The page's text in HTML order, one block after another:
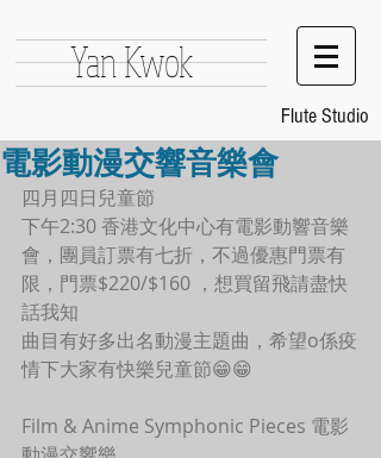
Yan Kwok
Flute Studio
電影動漫交響音樂會
四月四日兒童節
下午2:30 香港文化中心有電影動響音樂
會，團員訂票有七折，不過優惠門票有
限，門票$220/$160 ，想買留飛請盡快
話我知
曲目有好多出名動漫主題曲，希望o係疫
情下大家有快樂兒童節😁😁
Film & Anime Symphonic Pieces 電影